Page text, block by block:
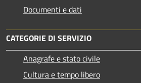
Documenti e dati
CATEGORIE DI SERVIZIO
Anagrafe e stato civile
Cultura e tempo libero